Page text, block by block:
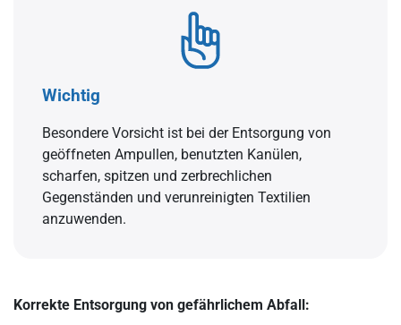
Wichtig
Besondere Vorsicht ist bei der Entsorgung von
geöffneten Ampullen, benutzten Kanülen,
scharfen, spitzen und zerbrechlichen
Gegenständen und verunreinigten Textilien
anzuwenden.
Korrekte Entsorgung von gefährlichem Abfall: